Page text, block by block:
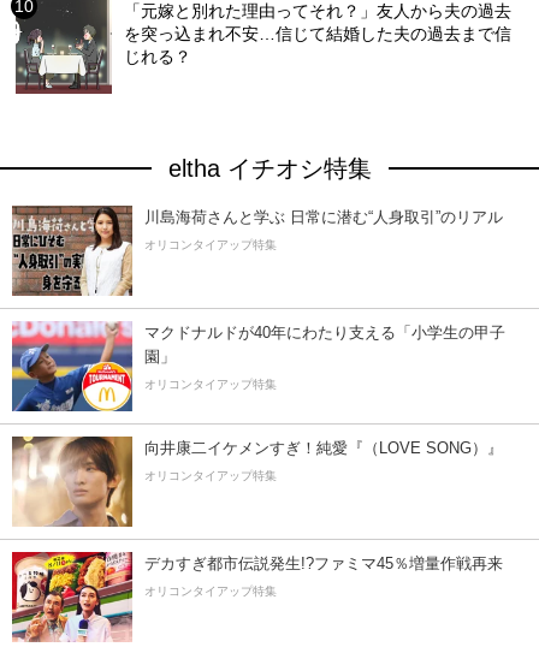
「元嫁と別れた理由ってそれ？」友人から夫の過去
を突っ込まれ不安…信じて結婚した夫の過去まで信
じれる？
eltha イチオシ特集
川島海荷さんと学ぶ 日常に潜む“人身取引”のリアル
オリコンタイアップ特集
マクドナルドが40年にわたり支える「小学生の甲子
園」
オリコンタイアップ特集
向井康二イケメンすぎ！純愛『（LOVE SONG）』
オリコンタイアップ特集
デカすぎ都市伝説発生!?ファミマ45％増量作戦再来
オリコンタイアップ特集